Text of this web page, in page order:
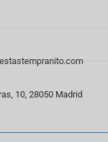
10, 28050 Madrid